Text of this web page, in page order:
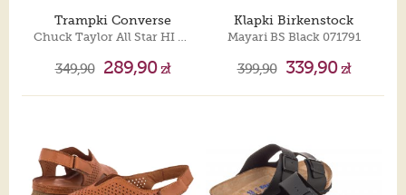
Trampki Converse
Chuck Taylor All Star HI M9613
349,90 289,90zł
Klapki Birkenstock
Mayari BS Black 071791
399,90 339,90zł